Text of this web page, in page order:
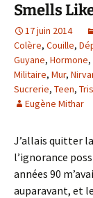
Smells
17 juin 2014
Colère, Couille,
Guyane, Hormone,
Militaire, Mur,
Sucrerie, Teen,
Eugène Mithar
J’allais quitter
l’ignorance
années 90
auparavant, et